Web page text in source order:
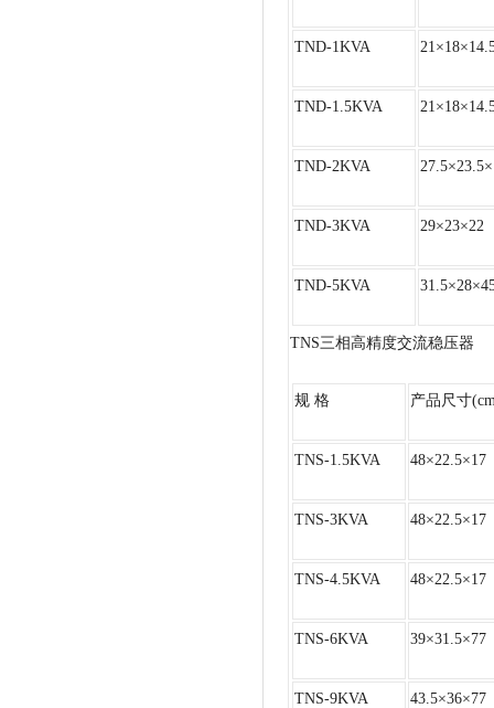
TND-1KVA
TND-1.5KVA
TND-2KVA
TND-3KVA 29×23×22
TND-5KVA
TNS三相高精度交流稳压器
规 格 产品尺寸
TNS-1.5KVA 48×22.5×17
TNS-3KVA 48×22.5×17
TNS-4.5KVA 48×22.5×17
TNS-6KVA 39×31.5×77
TNS-9KVA 43.5×36×77